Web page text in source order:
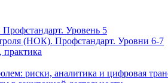
Уровень 5
(НОК). Профстандарт. Уровни 6-7
практика
риски, аналитика и цифровая